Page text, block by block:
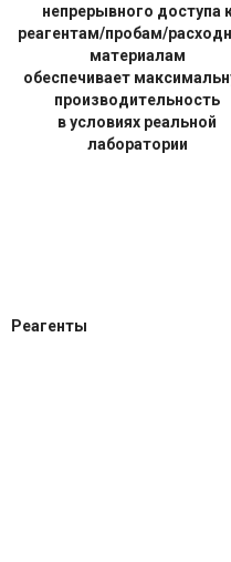
непрерывного доступа
реагентам/пробам/
материалам
обеспечивает
производительность
в условиях реальной
лаборатории
Реагенты